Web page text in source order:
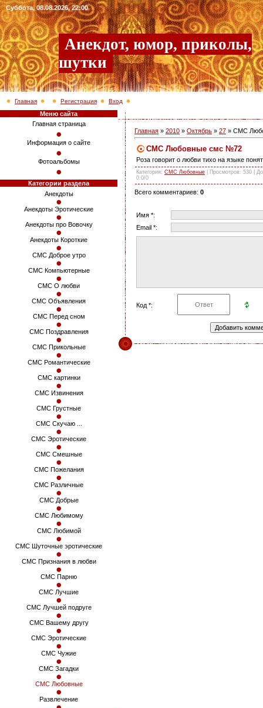
Суббота, 08.08.2026, 22:00
Анекдот, юмор, приколы,
шутки
Главная Регистрация Вход
Меню сайта
Главная страница
Информация о сайте
Фотоальбомы
Категории раздела
Анекдоты
Анекдоты Эротические
Анекдоты про Вовочку
Анекдоты Короткие
СМС Доброе утро
СМС Компьютерные
СМС О любви
СМС Объявления
СМС Перед сном
СМС Поздравления
СМС Прикольные
СМС Романтические
СМС картинки
СМС Извинения
СМС Грустные
СМС Скучаю ...
СМС Эротические
СМС Смешные
СМС Пожелания
СМС Различные
СМС Добрые
СМС Любимому
СМС Любимой
СМС Шуточные эротические
СМС Признания в любви
СМС Парню
СМС Лучшие
СМС Лучшей подруге
СМС Вашему другу
СМС Эротические
СМС Чужие
СМС Загадки
СМС Любовные
Развлечение
Главная » 2010 » Октябрь » 27 » СМС
СМС Любовные смс №72
Роза говорит о любви тихо на языке
Категория: СМС Любовные Просмотров: 530 |
0.0/0
Всего комментариев: 0
Имя *:
Email *:
Код *: